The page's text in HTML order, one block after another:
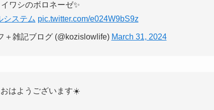
イワシのボロネーゼ✨
システム pic.twitter.com/e024W9bS9z
雑記ブログ (@kozislowlife) March 31, 2024
おはようございます☀️